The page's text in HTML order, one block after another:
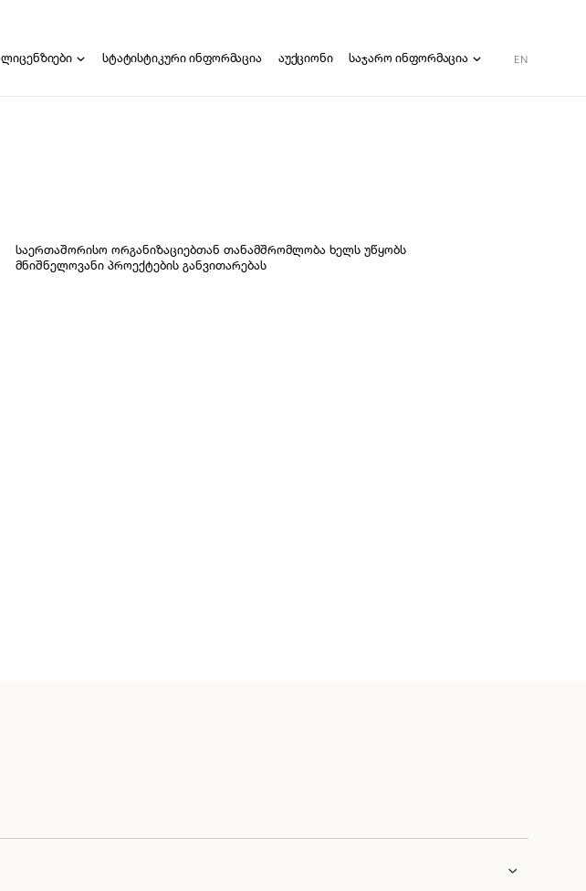
ლიცენზიები სტატისტიკური ინფორმაცია აუქციონი საჯარო ინფორმაცია EN
საერთაშორისო ორგანიზაციებთან თანამშრომლობა ხელს უწყობს
მნიშნელოვანი პროექტების განვითარებას